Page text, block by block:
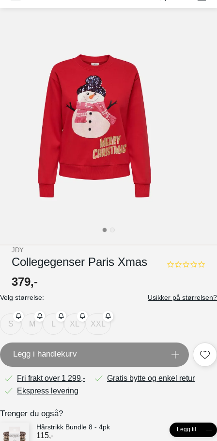
JDY
Collegegenser Paris Xmas
0.0
379,-
Velg størrelse: Usikker på størrelsen?
S M XL XXL
Legg i handlekurv
Fri frakt over 1 299,-
Gratis bytte og enkel retur
Ekspress levering
Trenger du også?
Hårstrikk Bundle 8 - 4pk
115,-
Legg til